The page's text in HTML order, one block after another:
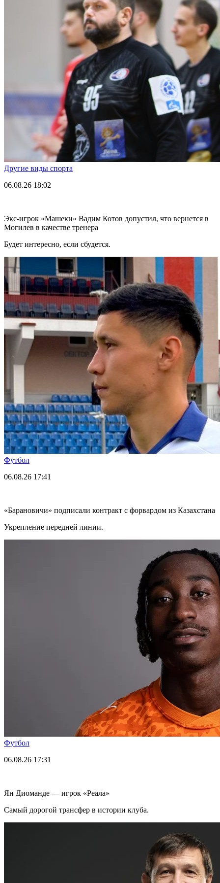
Другие виды спорта
06.08.26 18:02
Экс-игрок «Машеки» Вадим Котов допустил, что вернется в
Могилев в качестве тренера
Будет интересно, если сбудется.
Футбол
06.08.26 17:41
«Барановичи» подписали контракт с форвардом из Казахстана
Укрепление передней линии.
Футбол
06.08.26 17:31
Ян Диоманде — игрок «Реала»
Самый дорогой трансфер в истории клуба.